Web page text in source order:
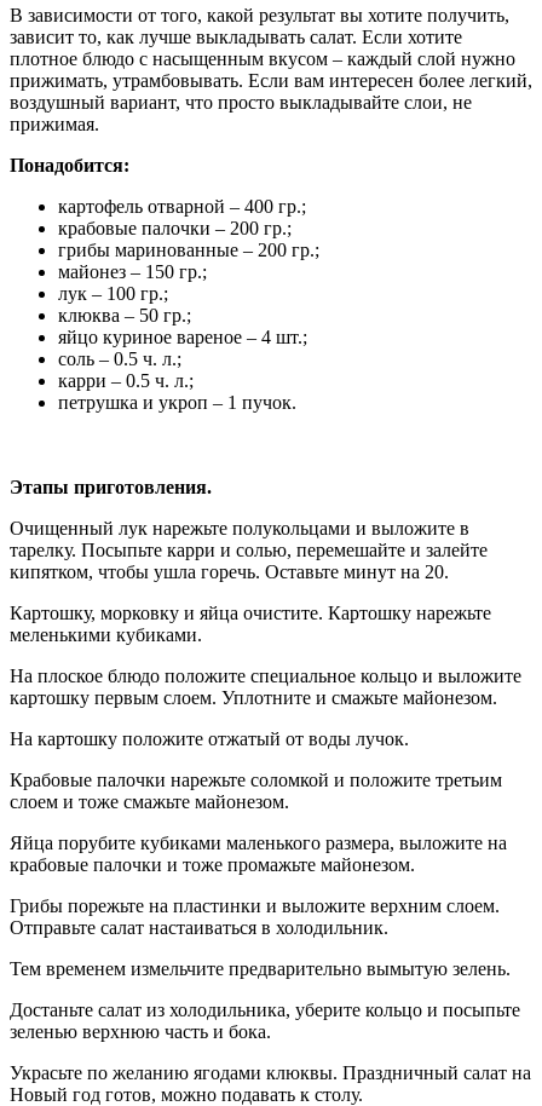
В зависимости от того, какой результат вы хотите получить,
зависит то, как лучше выкладывать салат. Если хотите
плотное блюдо с насыщенным вкусом – каждый слой нужно
прижимать, утрамбовывать. Если вам интересен более легкий,
воздушный вариант, что просто выкладывайте слои, не
прижимая.
Понадобится:
картофель отварной – 400 гр.;
крабовые палочки – 200 гр.;
грибы маринованные – 200 гр.;
майонез – 150 гр.;
лук – 100 гр.;
клюква – 50 гр.;
яйцо куриное вареное – 4 шт.;
соль – 0.5 ч. л.;
карри – 0.5 ч. л.;
петрушка и укроп – 1 пучок.
Этапы приготовления.
Очищенный лук нарежьте полукольцами и выложите в
тарелку. Посыпьте карри и солью, перемешайте и залейте
кипятком, чтобы ушла горечь. Оставьте минут на 20.
Картошку, морковку и яйца очистите. Картошку нарежьте
меленькими кубиками.
На плоское блюдо положите специальное кольцо и выложите
картошку первым слоем. Уплотните и смажьте майонезом.
На картошку положите отжатый от воды лучок.
Крабовые палочки нарежьте соломкой и положите третьим
слоем и тоже смажьте майонезом.
Яйца порубите кубиками маленького размера, выложите на
крабовые палочки и тоже промажьте майонезом.
Грибы порежьте на пластинки и выложите верхним слоем.
Отправьте салат настаиваться в холодильник.
Тем временем измельчите предварительно вымытую зелень.
Достаньте салат из холодильника, уберите кольцо и посыпьте
зеленью верхнюю часть и бока.
Украсьте по желанию ягодами клюквы. Праздничный салат на
Новый год готов, можно подавать к столу.